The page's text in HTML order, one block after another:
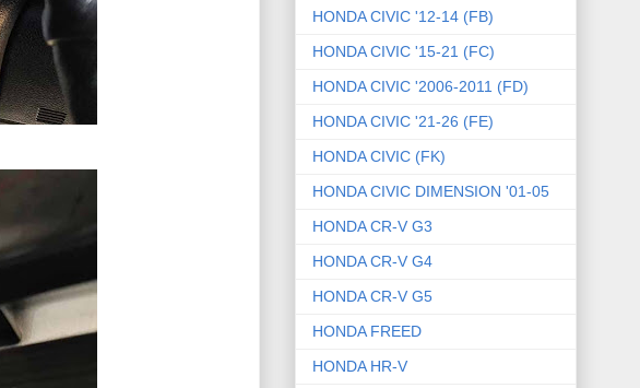
HONDA CIVIC '12-14 (FB)
HONDA CIVIC '15-21 (FC)
HONDA CIVIC '2006-2011 (FD)
HONDA CIVIC '21-26 (FE)
HONDA CIVIC (FK)
HONDA CIVIC DIMENSION '01-05
HONDA CR-V G3
HONDA CR-V G4
HONDA CR-V G5
HONDA FREED
HONDA HR-V